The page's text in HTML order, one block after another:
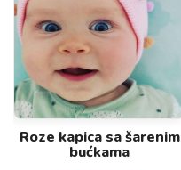
Roze kapica sa šarenim
bućkama